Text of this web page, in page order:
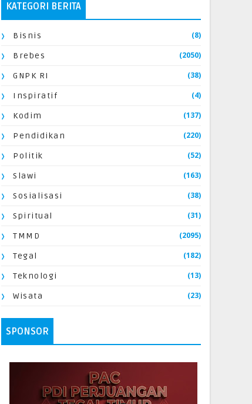
KATEGORI BERITA
Bisnis (8)
Brebes (2050)
GNPK RI (38)
Inspiratif (4)
Kodim (137)
Pendidikan (220)
Politik (52)
Slawi (163)
Sosialisasi (38)
Spiritual (31)
TMMD (2095)
Tegal (182)
Teknologi (13)
Wisata (23)
SPONSOR